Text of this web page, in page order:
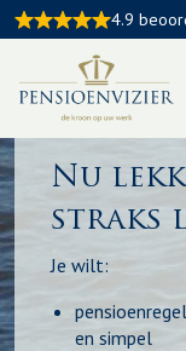
4.9
Nu
straks
Je wilt:
en simpel